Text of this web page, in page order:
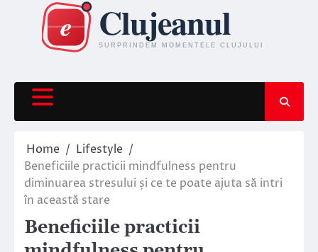
content
Home
Lifestyle
Beneficiile practicii mindfulness pentru
diminuarea stresului și ce te poate ajuta să intri
în această stare
Beneficiile practicii